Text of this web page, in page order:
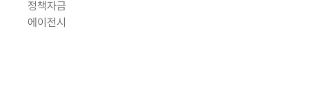
정책자금
에이전시